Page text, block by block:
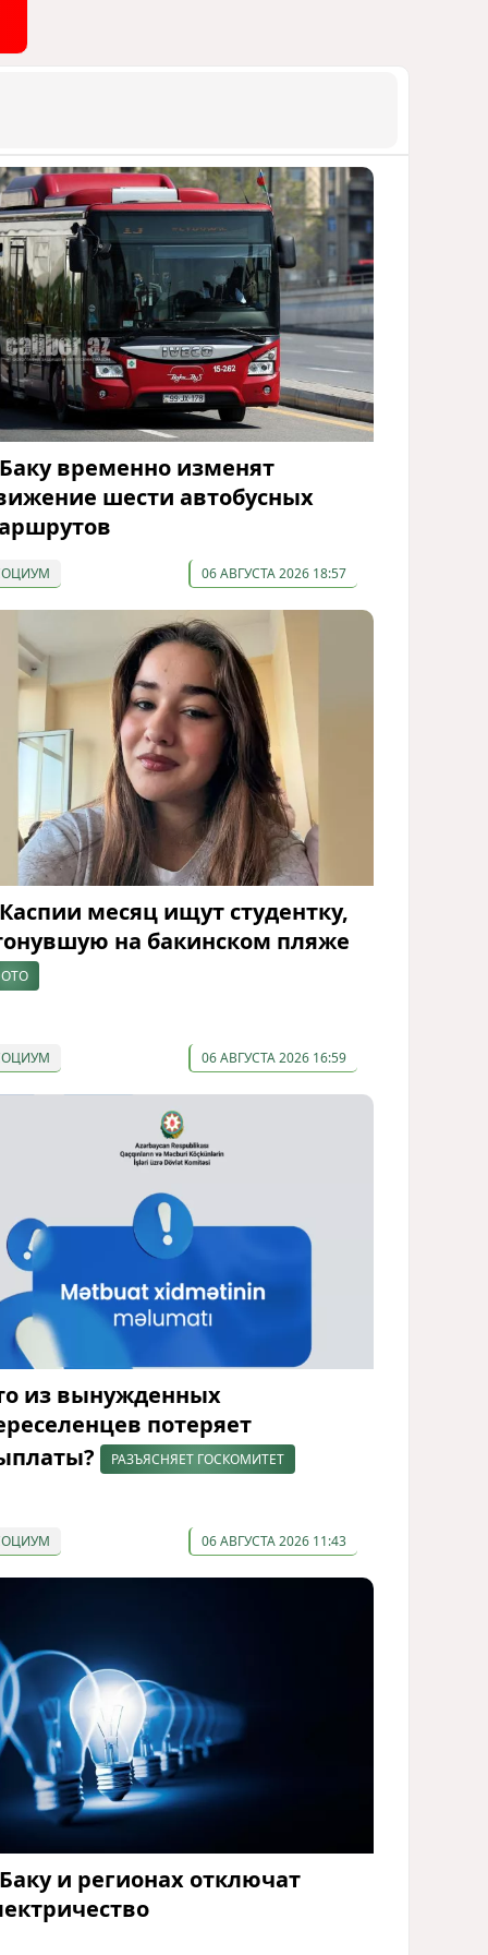
временно изменят
шести автобусных
06 АВГУСТА 2026 18:57
месяц ищут студентку,
на бакинском пляже
06 АВГУСТА 2026 16:59
из вынужденных
потеряет
РАЗЪЯСНЯЕТ ГОСКОМИТЕТ
06 АВГУСТА 2026 11:43
и регионах отключат